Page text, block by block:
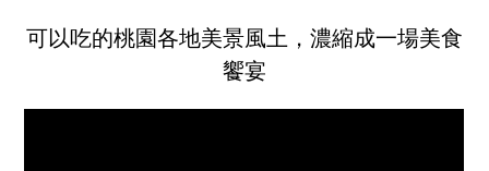
可以吃的桃園各地美景風土，濃縮成一場美食
饗宴